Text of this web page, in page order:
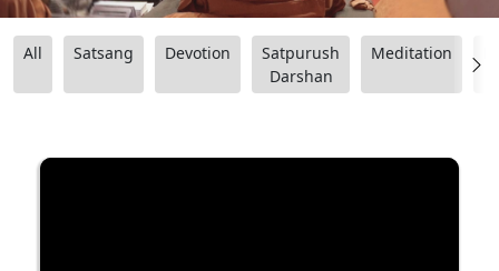
All Satsang Devotion
Satpurush
Darshan
Meditation